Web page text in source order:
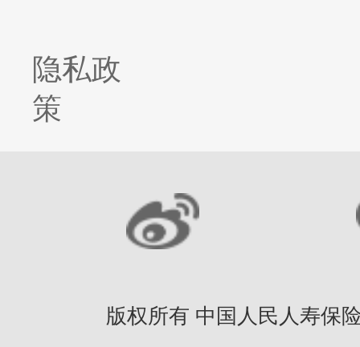
隐私政
策
版权所有 中国人民人寿保